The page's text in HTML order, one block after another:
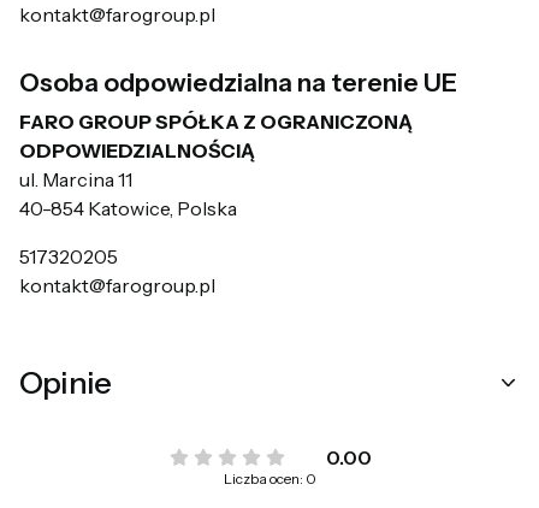
kontakt@farogroup.pl
Osoba odpowiedzialna na terenie UE
FARO GROUP SPÓŁKA Z OGRANICZONĄ
ODPOWIEDZIALNOŚCIĄ
ul. Marcina 11
40-854 Katowice, Polska
517320205
kontakt@farogroup.pl
Opinie
0.00
Liczba ocen: 0